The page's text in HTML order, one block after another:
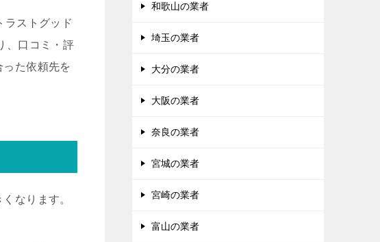
ラストグッド
、口コミ・評
た依頼先を
なります。
和歌山の業者
埼玉の業者
大分の業者
大阪の業者
奈良の業者
宮城の業者
宮崎の業者
富山の業者